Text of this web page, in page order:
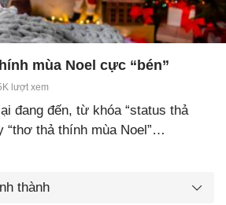
mùa Noel cực “bén”
lượt xem
đang đến, từ khóa “status thả
“thơ thả thính mùa Noel”…
thành